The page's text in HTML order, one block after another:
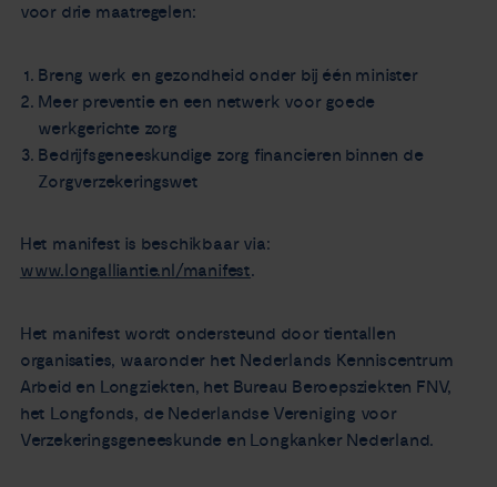
voor drie maatregelen:
Breng werk en gezondheid onder bij één minister
Meer preventie en een netwerk voor goede
werkgerichte zorg
Bedrijfsgeneeskundige zorg financieren binnen de
Zorgverzekeringswet
Het manifest is beschikbaar via:
www.longalliantie.nl/manifest.
Het manifest wordt ondersteund door tientallen
organisaties, waaronder het Nederlands Kenniscentrum
Arbeid en Longziekten, het Bureau Beroepsziekten FNV,
het Longfonds, de Nederlandse Vereniging voor
Verzekeringsgeneeskunde en Longkanker Nederland.